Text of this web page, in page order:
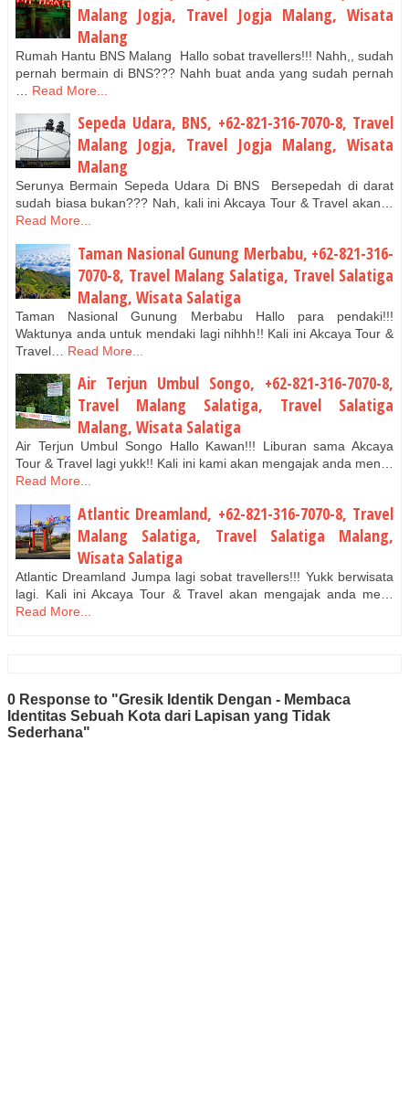
Malang Jogja, Travel Jogja Malang, Wisata
Malang
Rumah Hantu BNS Malang Hallo sobat travellers!!! Nahh,, sudah
pernah bermain di BNS??? Nahh buat anda yang sudah pernah
Read More...
Sepeda Udara, BNS, +62-821-316-7070-8, Travel
Malang Jogja, Travel Jogja Malang, Wisata
Malang
Serunya Bermain Sepeda Udara Di BNS Bersepedah di darat
sudah biasa bukan??? Nah, kali ini Akcaya Tour & Travel akan…
Read More...
Taman Nasional Gunung Merbabu, +62-821-316-
7070-8, Travel Malang Salatiga, Travel Salatiga
Malang, Wisata Salatiga
Taman Nasional Gunung Merbabu Hallo para pendaki!!!
Waktunya anda untuk mendaki lagi nihhh!! Kali ini Akcaya Tour &
Travel…
Read More...
Air Terjun Umbul Songo, +62-821-316-7070-8,
Travel Malang Salatiga, Travel Salatiga
Malang, Wisata Salatiga
Air Terjun Umbul Songo Hallo Kawan!!! Liburan sama Akcaya
Tour & Travel lagi yukk!! Kali ini kami akan mengajak anda men…
Read More...
Atlantic Dreamland, +62-821-316-7070-8, Travel
Malang Salatiga, Travel Salatiga Malang,
Wisata Salatiga
Atlantic Dreamland Jumpa lagi sobat travellers!!! Yukk berwisata
lagi. Kali ini Akcaya Tour & Travel akan mengajak anda me…
Read More...
0 Response to "Gresik Identik Dengan - Membaca
Identitas Sebuah Kota dari Lapisan yang Tidak
Sederhana"